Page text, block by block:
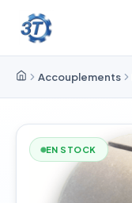
Accouplements
EN STOCK